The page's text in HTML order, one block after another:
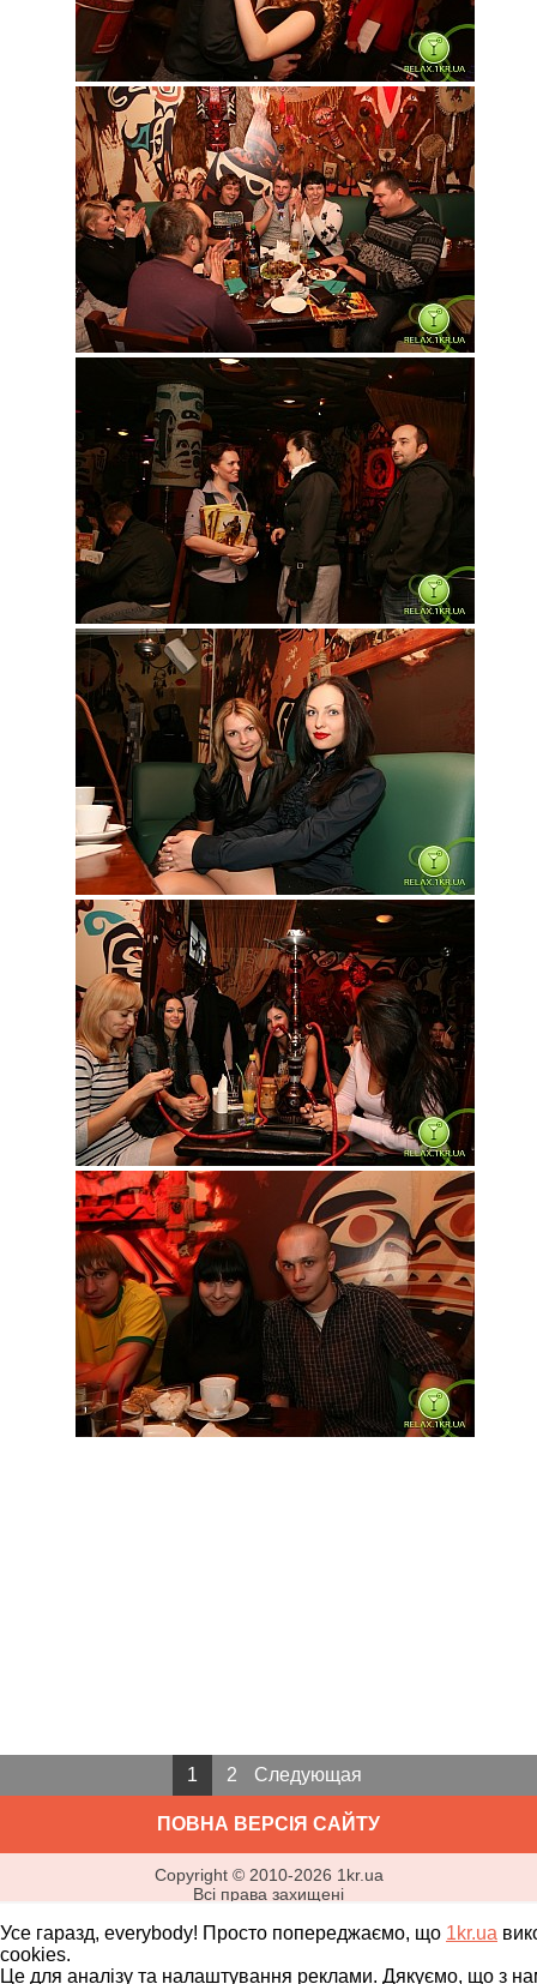
1 2 Следующая
ПОВНА ВЕРСІЯ САЙТУ
Copyright © 2010-2026 1kr.ua
Всі права захищені
Усе гаразд, everybody! Просто попереджаємо, що 1kr.ua
cookies.
Це для аналізу та налаштування реклами. Дякуємо, що з